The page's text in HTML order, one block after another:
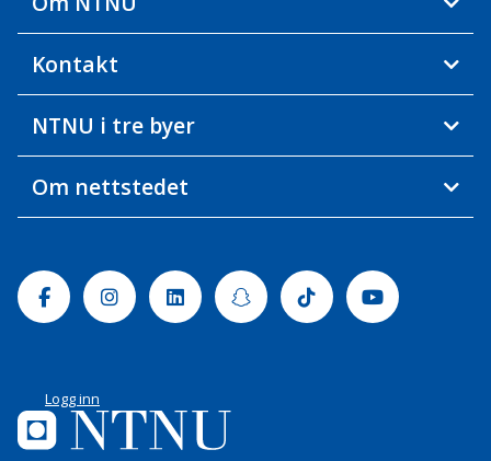
Kontakt
NTNU i tre byer
Om nettstedet
FacebookInstagramLinkedinSnapchatTiktok Youtube
Logg inn